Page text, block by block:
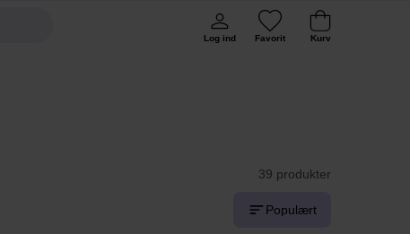
Log ind Favorit Kurv
39 produkter
Populært